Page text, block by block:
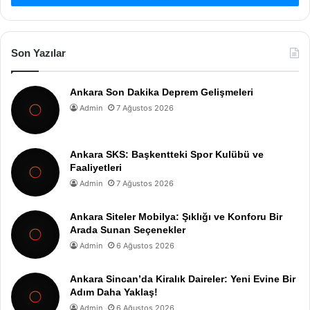
Son Yazılar
Ankara Son Dakika Deprem Gelişmeleri
Admin 7 Ağustos 2026
Ankara SKS: Başkentteki Spor Kulübü ve
Faaliyetleri
Admin 7 Ağustos 2026
Ankara Siteler Mobilya: Şıklığı ve Konforu Bir
Arada Sunan Seçenekler
Admin 6 Ağustos 2026
Ankara Sincan’da Kiralık Daireler: Yeni Evine Bir
Adım Daha Yaklaş!
Admin 6 Ağustos 2026